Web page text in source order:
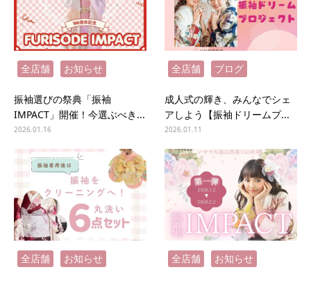
全店舗 お知らせ
振袖選びの祭典「振袖
IMPACT」開催！今選ぶべき...
2026.01.16
全店舗 ブログ
成人式の輝き、みんなでシェ
アしよう【振袖ドリームプ...
2026.01.11
全店舗 お知らせ 全店舗 お知らせ